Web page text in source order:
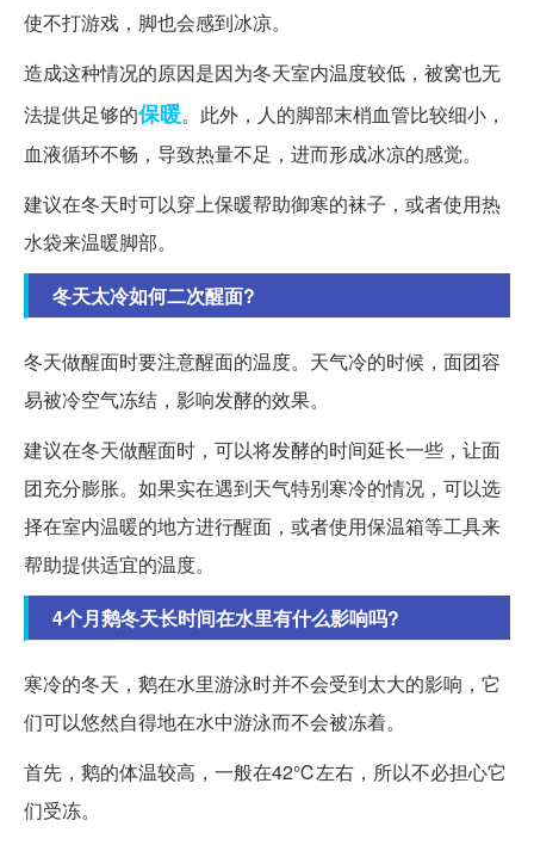
使不打游戏，脚也会感到冰凉。
造成这种情况的原因是因为冬天室内温度较低，被窝也无
法提供足够的保暖。此外，人的脚部末梢血管比较细小，
血液循环不畅，导致热量不足，进而形成冰凉的感觉。
建议在冬天时可以穿上保暖帮助御寒的袜子，或者使用热
水袋来温暖脚部。
冬天太冷如何二次醒面?
冬天做醒面时要注意醒面的温度。天气冷的时候，面团容
易被冷空气冻结，影响发酵的效果。
建议在冬天做醒面时，可以将发酵的时间延长一些，让面
团充分膨胀。如果实在遇到天气特别寒冷的情况，可以选
择在室内温暖的地方进行醒面，或者使用保温箱等工具来
帮助提供适宜的温度。
4个月鹅冬天长时间在水里有什么影响吗?
寒冷的冬天，鹅在水里游泳时并不会受到太大的影响，它
们可以悠然自得地在水中游泳而不会被冻着。
首先，鹅的体温较高，一般在42℃左右，所以不必担心它
们受冻。